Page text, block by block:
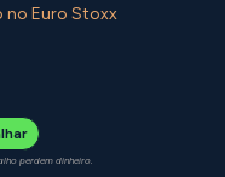
no Euro Stoxx
perdem dinheiro.